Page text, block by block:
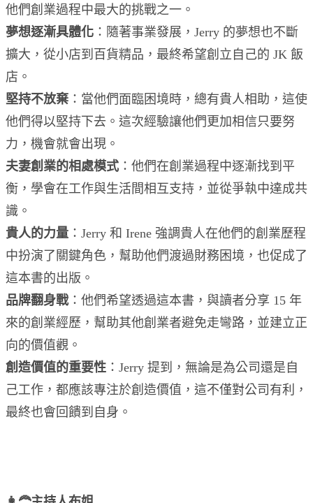
他們創業過程中最大的挑戰之一。
夢想逐漸具體化 ：隨著事業發展，Jerry 的夢想也不斷
擴大，從小店到百貨精品，最終希望創立自己的 JK 飯
店。
堅持不放棄 ：當他們面臨困境時，總有貴人相助，這使
他們得以堅持下去。這次經驗讓他們更加相信只要努
力，機會就會出現。
夫妻創業的相處模式 ：他們在創業過程中逐漸找到平
衡，學會在工作與生活間相互支持，並從爭執中達成共
識。
貴人的力量 ：Jerry 和 Irene 強調貴人在他們的創業歷程
中扮演了關鍵角色，幫助他們渡過財務困境，也促成了
這本書的出版。
品牌翻身戰：他們希望透過這本書，與讀者分享 15 年
來的創業經歷，幫助其他創業者避免走彎路，並建立正
向的價值觀。
創造價值的重要性 ：Jerry 提到，無論是為公司還是自
己工作，都應該專注於創造價值，這不僅對公司有利，
最終也會回饋到自身。